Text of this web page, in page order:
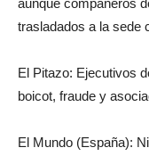
aunque compañeros
trasladados a la sede
El Pitazo: Ejecutivos
boicot, fraude y
El Mundo (España):